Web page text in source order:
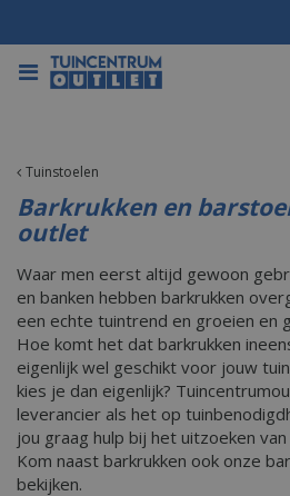
Tuinstoelen
Barkrukken en
outlet
Waar men eerst altijd gewoon
en banken hebben barkrukken
een echte tuintrend en groeien en
Hoe komt het dat barkrukken
eigenlijk wel geschikt voor jouw
kies je dan eigenlijk?
leverancier als het op
jou graag hulp bij het uitzoeken
Kom naast barkrukken ook onze
bekijken.